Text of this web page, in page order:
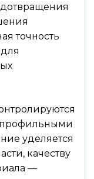
точность
уделяется
качеству
—